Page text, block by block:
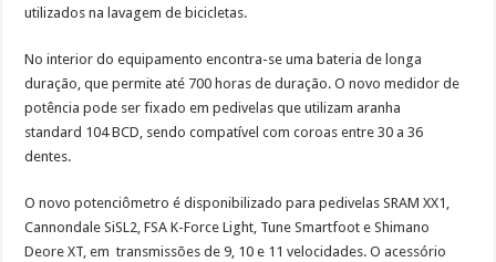
utilizados na lavagem de bicicletas.
No interior do equipamento encontra-se uma bateria de longa
duração, que permite até 700 horas de duração. O novo medidor de
potência pode ser fixado em pedivelas que utilizam aranha
standard 104 BCD, sendo compatível com coroas entre 30 a 36
dentes.
O novo potenciômetro é disponibilizado para pedivelas SRAM XX1,
Cannondale SiSL2, FSA K-Force Light, Tune Smartfoot e Shimano
Deore XT, em transmissões de 9, 10 e 11 velocidades. O acessório